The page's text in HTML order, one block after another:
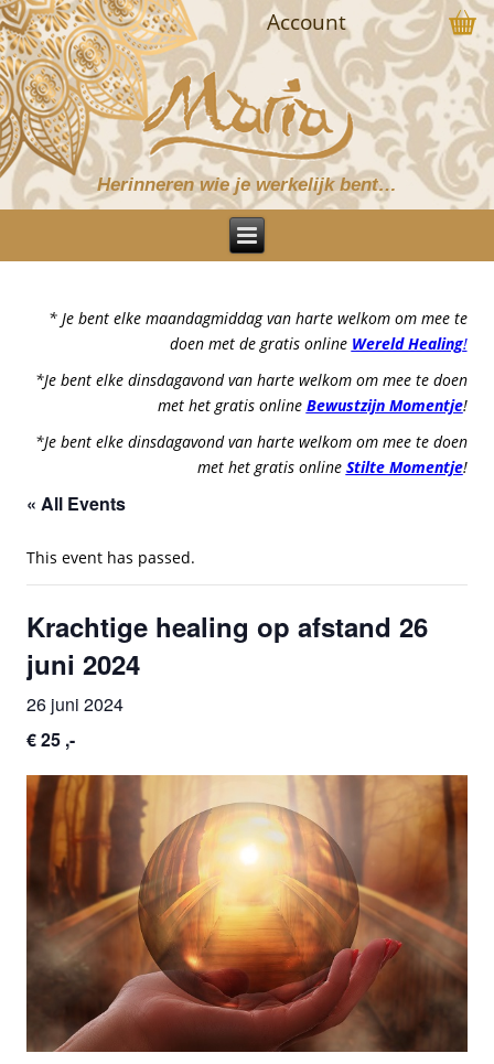
Herinneren wie je werkelijk bent…
Account
* Je bent elke maandagmiddag van harte welkom om mee te
doen met de gratis online Wereld Healing!
*Je bent elke dinsdagavond van harte welkom om mee te doen
met het gratis online Bewustzijn Momentje!
*Je bent elke dinsdagavond van harte welkom om mee te doen
met het gratis online Stilte Momentje!
« All Events
This event has passed.
Krachtige healing op afstand 26
juni 2024
26 juni 2024
€ 25 ,-